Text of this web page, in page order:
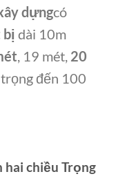
dựngcó
bị dài 10m
, 19 mét, 20
đến 100
hai chiều Trọng